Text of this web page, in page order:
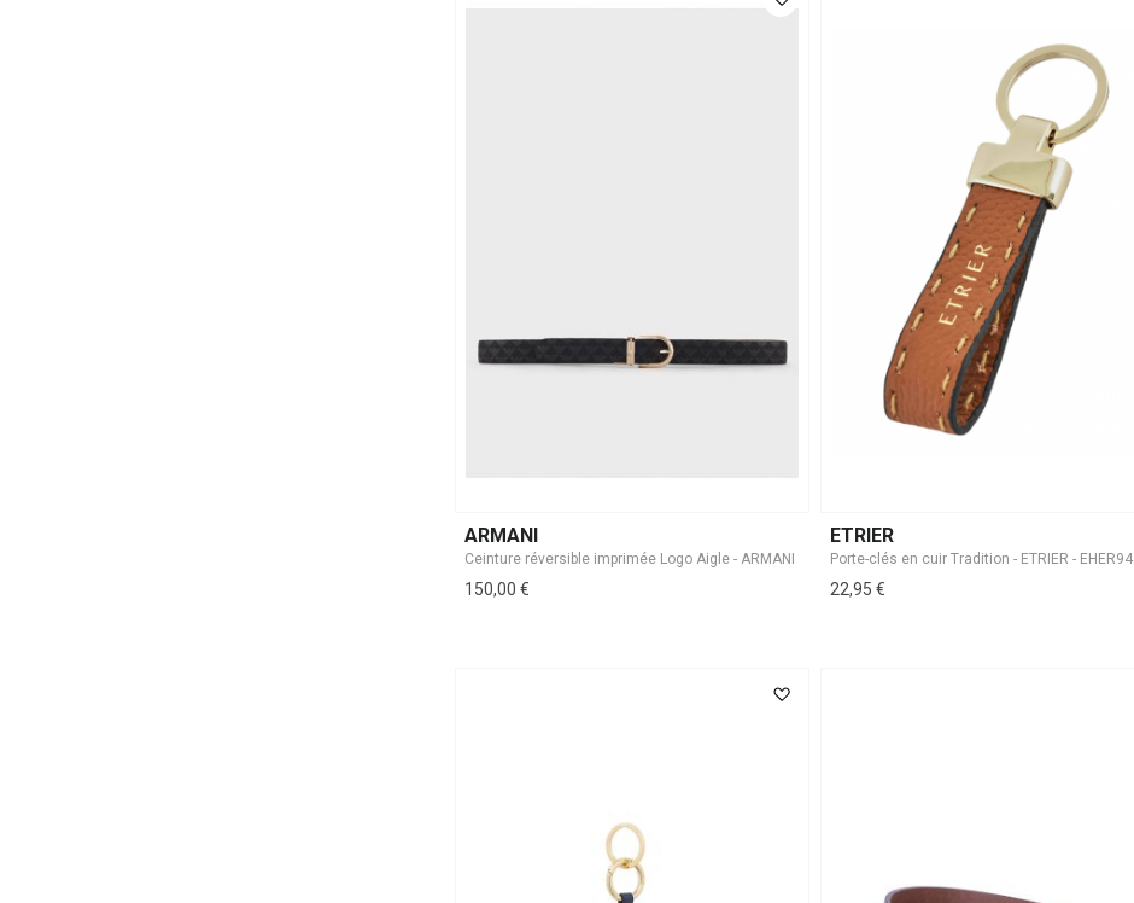
ARMANI
150,00 €
ETRIER
Porte-clés en cuir Tradition - ETRIER - EHER94
22,95 €